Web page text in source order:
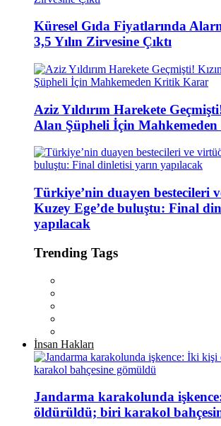
Küresel Gıda Fiyatlarında
3,5 Yılın Zirvesine Çıktı
Aziz Yıldırım Harekete
Alan Şüpheli İçin
Türkiye’nin duayen bestecileri
Kuzey Ege’de buluştu: Final
yapılacak
Trending Tags
İnsan Hakları
Jandarma karakolunda
öldürüldü; biri karakol